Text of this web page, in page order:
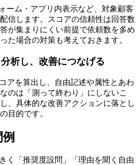
ーム・アプリ内表示など、対象顧客
信します。スコアの信頼性は回答数
が集まりにくい前提で依頼数を多め
た場合の対策も考えておきます。
析し、改善につなげる
アを算出し、自由記述や属性とあわ
のは「測って終わり」にしないこ
、具体的な改善アクションに落とし
目的です。
く「推奨度設問」「理由を聞く自由